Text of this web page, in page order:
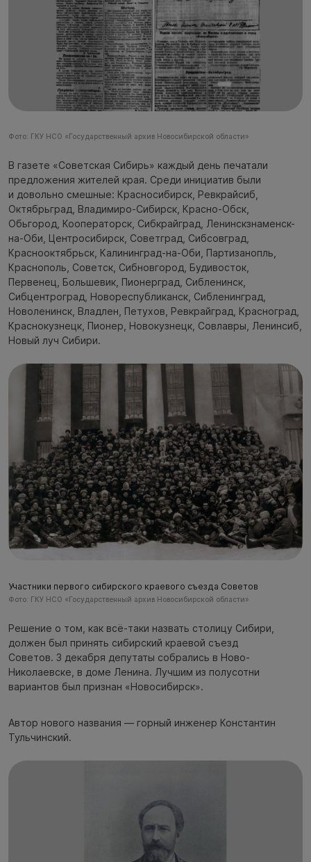
Фото: ГКУ НСО «Государственный архив Новосибирской области»
В газете «Советская Сибирь» каждый день печатали
предложения жителей края. Среди инициатив были
и довольно смешные: Красносибирск, Ревкрайсиб,
Октябрьград, Владимиро-Сибирск, Красно-Обск,
Обьгород, Кооператорск, Сибкрайград, Ленинскзнаменск-
на-Оби, Центросибирск, Советград, Сибсовград,
Краснооктябрьск, Калининград-на-Оби, Партизанопль,
Краснополь, Советск, Сибновгород, Будивосток,
Первенец, Большевик, Пионерград, Сибленинск,
Сибцентроград, Новореспубликанск, Сибленинград,
Новоленинск, Владлен, Петухов, Ревкрайград, Красноград,
Краснокузнецк, Пионер, Новокузнецк, Совлавры, Ленинсиб,
Новый луч Сибири.
Участники первого сибирского краевого съезда Советов
Фото: ГКУ НСО «Государственный архив Новосибирской области»
Решение о том, как всё-таки назвать столицу Сибири,
должен был принять сибирский краевой съезд
Советов. 3 декабря депутаты собрались в Ново-
Николаевске, в доме Ленина. Лучшим из полусотни
вариантов был признан «Новосибирск».
Автор нового названия — горный инженер Константин
Тульчинский.